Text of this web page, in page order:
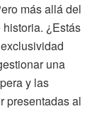
más allá del
¿Estás
una
y las
presentadas al